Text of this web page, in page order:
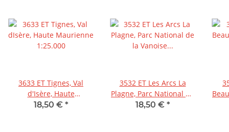
3633 ET Tignes, Val
d'Isère, Haute
Maurienne 1:25.000
18,50 € *
3532 ET Les Arcs La
Plagne, Parc National de
la Vanoise 1:25.000
18,50 € *